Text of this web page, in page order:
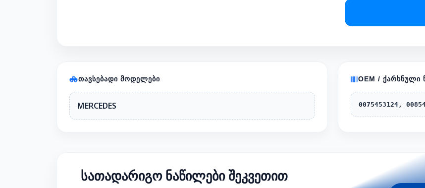
ᲗᲐᲕᲡᲔᲑᲐᲓᲘ ᲛᲝᲓᲔᲚᲔᲑᲘ
MERCEDES
OEM / ᲥᲐᲠᲮᲜᲣᲚᲘ
0075453124,
სათადარიგო ნაწილები შეკვეთით